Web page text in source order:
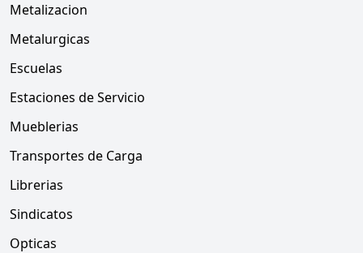
Metalizacion
Metalurgicas
Escuelas
Estaciones de Servicio
Mueblerias
Transportes de Carga
Librerias
Sindicatos
Opticas